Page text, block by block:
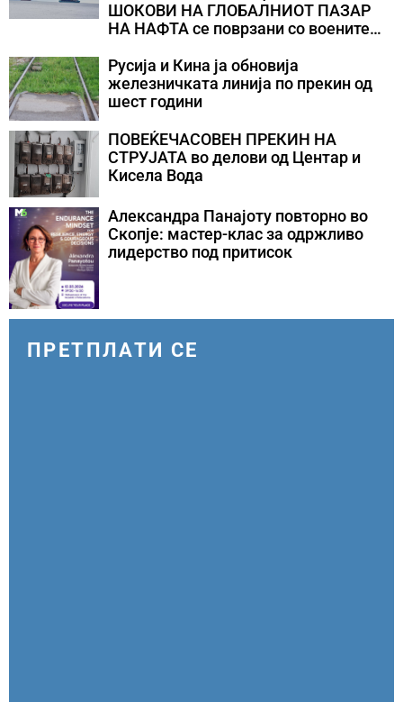
ШОКОВИ НА ГЛОБАЛНИОТ ПАЗАР
НА НАФТА се поврзани со воените
Русија и Кина ја обновија
железничката линија по прекин од
шест години
ПОВЕЌЕЧАСОВЕН ПРЕКИН НА
СТРУЈАТА во делови од Центар и
Кисела Вода
Александра Панајоту повторно во
Скопје: мастер-клас за одржливо
лидерство под притисок
ПРЕТПЛАТИ СЕ